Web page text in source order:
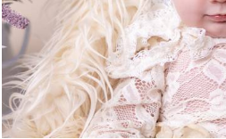
253